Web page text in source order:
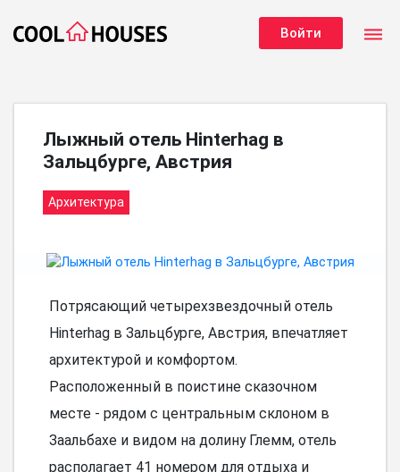
Войти dehaze
Лыжный отель Hinterhag в
Зальцбурге, Австрия
Архитектура
Потрясающий четырехзвездочный отель
Hinterhag в Зальцбурге, Австрия, впечатляет
архитектурой и комфортом.
Расположенный в поистине сказочном
месте - рядом с центральным склоном в
Заальбахе и видом на долину Глемм, отель
располагает 41 номером для отдыха и